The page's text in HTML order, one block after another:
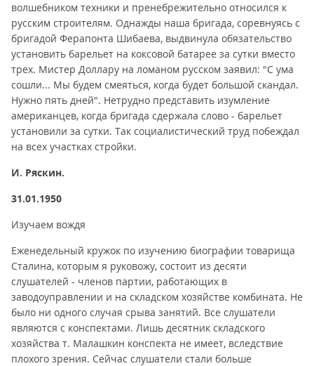
волшебником техники и пренебрежительно относился к
русским строителям. Однажды наша бригада, соревнуясь с
бригадой Ферапонта Шибаева, выдвинула обязательство
установить барельет на коксовой батарее за сутки вместо
трех. Мистер Доллару на ломаном русском заявил: "С ума
сошли... Мы будем смеяться, когда будет большой скандал.
Нужно пять дней". Нетрудно представить изумление
американцев, когда бригада сдержала слово - барельет
установили за сутки. Так социалистический труд побеждал
на всех участках стройки.
И. Ряскин.
31.01.1950
Изучаем вождя
Еженедельный кружок по изучению биографии товарища
Сталина, которым я руковожу, состоит из десяти
слушателей - членов партии, работающих в
заводоуправлении и на складском хозяйстве комбината. Не
было ни одного случая срыва занятий. Все слушатели
являются с конспектами. Лишь десятник складского
хозяйства т. Малашкин конспекта не имеет, вследствие
плохого зрения. Сейчас слушатели стали больше